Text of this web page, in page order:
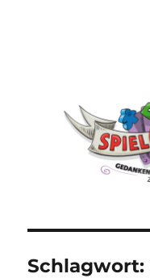
Schlagwort: